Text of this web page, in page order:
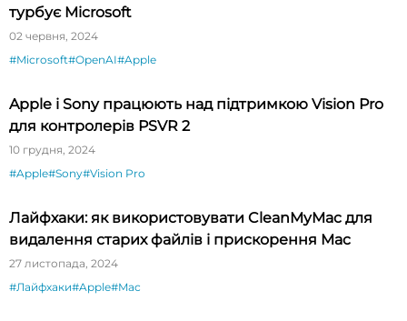
турбує Microsoft
02 червня, 2024
#Microsoft#OpenAI#Apple
Apple і Sony працюють над підтримкою Vision Pro
для контролерів PSVR 2
10 грудня, 2024
#Apple#Sony#Vision Pro
Лайфхаки: як використовувати CleanMyMac для
видалення старих файлів і прискорення Mac
27 листопада, 2024
#Лайфхаки#Apple#Mac